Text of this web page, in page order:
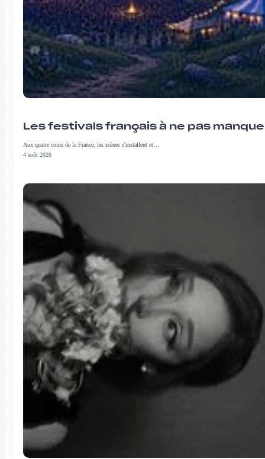
Les festivals français à ne pas
Aux quatre coins de la France, les scènes s'installent et…
4 août 2026